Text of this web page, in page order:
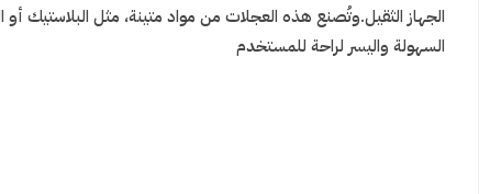
الجهاز الثقيل.وتُصنع هذه العجلات من مواد متينة، مثل البلاستيك
السهولة واليسر لراحة للمستخدم